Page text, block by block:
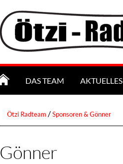
DAS TEAM AKTUELLES
Ötzi Radteam /Sponsoren & Gönner
Gönner